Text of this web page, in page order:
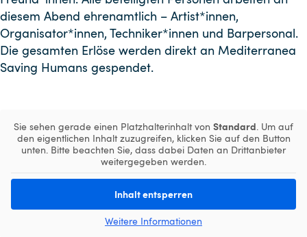
diesem Abend ehrenamtlich – Artist*innen,
Organisator*innen, Techniker*innen und Barpersonal.
Die gesamten Erlöse werden direkt an Mediterranea
Saving Humans gespendet.
Sie sehen gerade einen Platzhalterinhalt von Standard. Um auf
den eigentlichen Inhalt zuzugreifen, klicken Sie auf den Button
unten. Bitte beachten Sie, dass dabei Daten an Drittanbieter
weitergegeben werden.
Inhalt entsperren
Weitere Informationen